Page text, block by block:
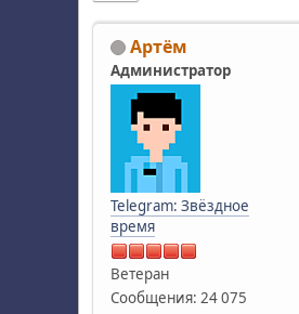
Артём
Администратор
Telegram: Звёздное
время
Ветеран
Сообщения: 24 075